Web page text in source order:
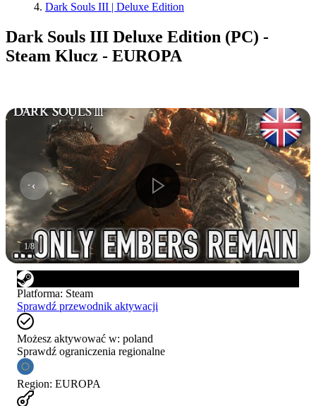
Dark Souls III | Deluxe Edition
Dark Souls III Deluxe Edition (PC) -
Steam Klucz - EUROPA
1/8
Platforma: Steam
Sprawdź przewodnik aktywacji
Możesz aktywować w: poland
Sprawdź ograniczenia regionalne
Region: EUROPA